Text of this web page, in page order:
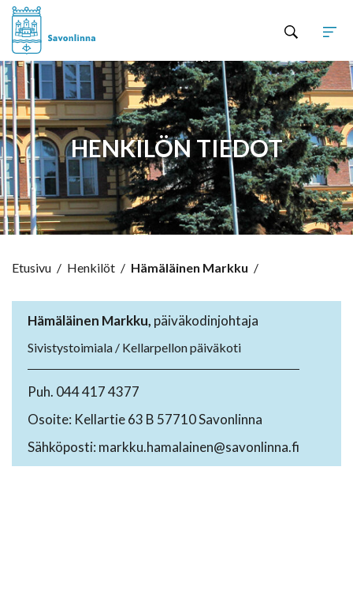
HENKILÖN TIEDOT
Etusivu / Henkilöt / Hämäläinen Markku /
Hämäläinen Markku, päiväkodinjohtaja
Sivistystoimiala / Kellarpellon päiväkoti
Puh. 044 417 4377
Osoite: Kellartie 63 B 57710 Savonlinna
Sähköposti: markku.hamalainen@savonlinna.fi